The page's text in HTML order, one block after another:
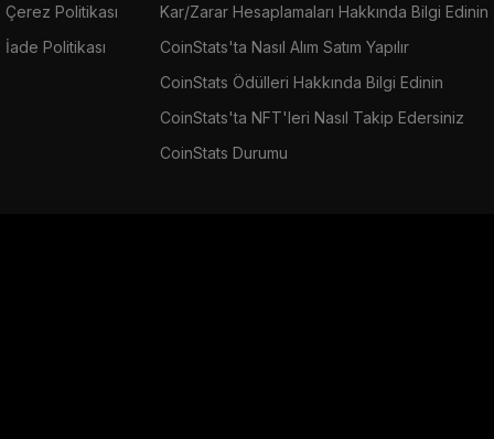
Çerez Politikası
İade Politikası
Kar/Zarar Hesaplamaları Hakkında Bilgi Edinin
CoinStats'ta Nasıl Alım Satım Yapılır
CoinStats Ödülleri Hakkında Bilgi Edinin
CoinStats'ta NFT'leri Nasıl Takip Edersiniz
CoinStats Durumu